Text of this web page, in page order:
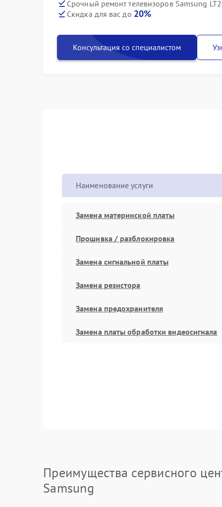
Срочный ремонт телевизоров Samsung
Скидка для вас до 20%
Консультация со специалистом
Наименование услуги
Замена материнской платы
Прошивка / разблокировка
Замена сигнальной платы
Замена резистора
Замена предохранителя
Замена платы обработки видеосигнала
Преимущества сервисного
Samsung